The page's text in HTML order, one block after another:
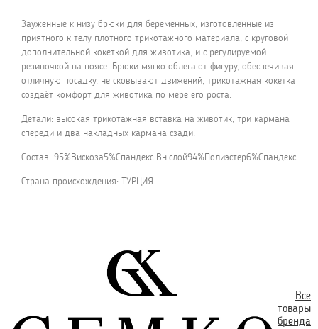
Зауженные к низу брюки для беременных, изготовленные из
приятного к телу плотного трикотажного материала, с круговой
дополнительной кокеткой для животика, и с регулируемой
резиночкой на поясе. Брюки мягко облегают фигуру, обеспечивая
отличную посадку, не сковывают движений, трикотажная кокетка
создаёт комфорт для животика по мере его роста.
Детали: высокая трикотажная вставка на животик, три кармана
спереди и два накладных кармана сзади.
Состав: 95%Вискоза5%Спандекс Вн.слой94%Полиэстер6%Спандекс
Страна происхождения: ТУРЦИЯ
Все
товары
бренда